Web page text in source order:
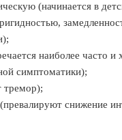
(начинается в
наиболее часто и
симптоматики);
тремор);
снижение